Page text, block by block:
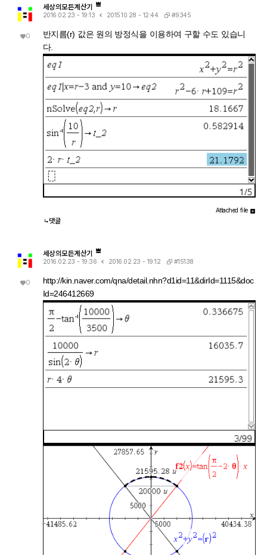
산 단계에서 이미 그런 세밀한 정의역 추적을 CAS 스스로 포기(단
순화)했기 때문에, 이후 ω에 무리식을 대입해도 "이게 실수가 맞
나?" 하는 검증 절차 없이 그냥 대수적으로 치환·정리해 버립니다. 그
래서 깔끔하게 √c/√l이 나온 겁니다. 한 줄 요약 절댓값 계산 시 뜬
"정의역이 넓어졌을 수 있다"는 경고는, CAS가 그 순간에 원래 식의
엄밀한 조건(정의역)을 놓쳤다는 신호이고, 바로 그 "조건을 놓친 상
태"이기 때문에 뒤에 이어지는 조건식 대입이 막힘없이 진행된 것입
니다. 다만 그 대가로, 결과인 1/√(r²+l²·ω²)이나 최종 √c/√l이 원
래 회로 조건(i≠0이 되는 경계, 분모가 0이 되는 경우 등)에서는 엄
밀히 성립하지 않을 수 있다는 점은 감안하셔야 합니다. 실제 물리적
으로는 r, l, c > 0이고 결과도 물리적으로 타당한 형태라 문제없어
보이지만, 수학적 엄밀성 측면에서는 "정의역이 넓어진 근사적 결
과"라는 꼬리표가 붙어있는 셈입니다.
"복소수 → 실수" 변환을 완료한 결과입니다. 즉 1/√(r²+l²·ω²)에는
더 이상 i가 없고, 순수하게 r, l, ω로만 이루어진 실수식입니다. 이 식
에 ω = con_1을 대입하는 것은 그냥 실수 대수식에 실수 대입하는
것이므로, i와 무리식이 뒤엉키는 문제 자체가 발생하지 않습니다. 그
래서 바로 깔끔하게 √c/√l로 정리됩니다. 정리하면 절댓값(모듈러
스) 계산은 "이 값들이 실수다"라는 가정을 이미 내부적으로 써서 i를
제거하는 연산입니다. 그 연산을 조건 대입 이전에 해두면, 이후 대입
은 단순 실수 대입이라 문제없이 정리됩니다. 반대로 i가 남아있는 식
에 무리식을 포함한 조건을 먼저 대입하면, 그 무리식의 실수성/부호
에 대한 가정이 없어서 CAS가 i를 소거하는 재간소화를 못 하고 멈
춰버립니다. 실용적 팁: 복소식에 조건을 대입해야 할 때는 가능하면
절댓값·실수화(유리화) 등을 먼저 끝내서 i를 없앤 뒤 조건을 대입하
한 번 더 걸어주면 (필요한 도메인 조건과 함께) 정리가 되는 경우가
0
세상의모든계산기
2016.02.23 - 19:13 2015.10.28 - 12:44 #9345
반지름(r) 값은 원의 방정식을 이용하여 구할 수도 있습니
다.
Attached file
댓글
0
세상의모든계산기
2016.02.23 - 19:36 2016.02.23 - 19:12 #15138
http://kin.naver.com/qna/detail.nhn?d1id=11&dirId=1115&doc
Id=246412669